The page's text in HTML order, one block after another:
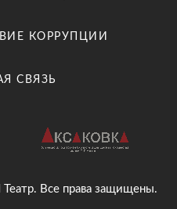
КОРРУПЦИИ
СВЯЗЬ
Все права защищены.